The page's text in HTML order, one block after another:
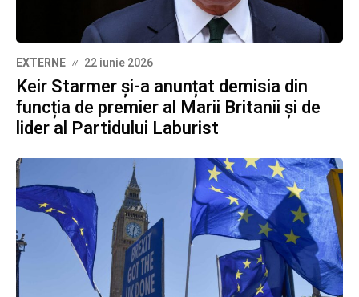
EXTERNE 22 iunie 2026
Keir Starmer și-a anunțat demisia din
funcția de premier al Marii Britanii și de
lider al Partidului Laburist